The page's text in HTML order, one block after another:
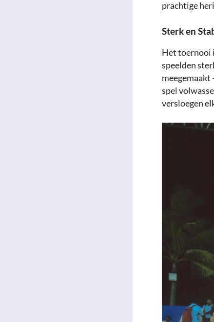
prachtige
Sterk en
Het toernooi
speelden
meegemaakt
spel
versloegen